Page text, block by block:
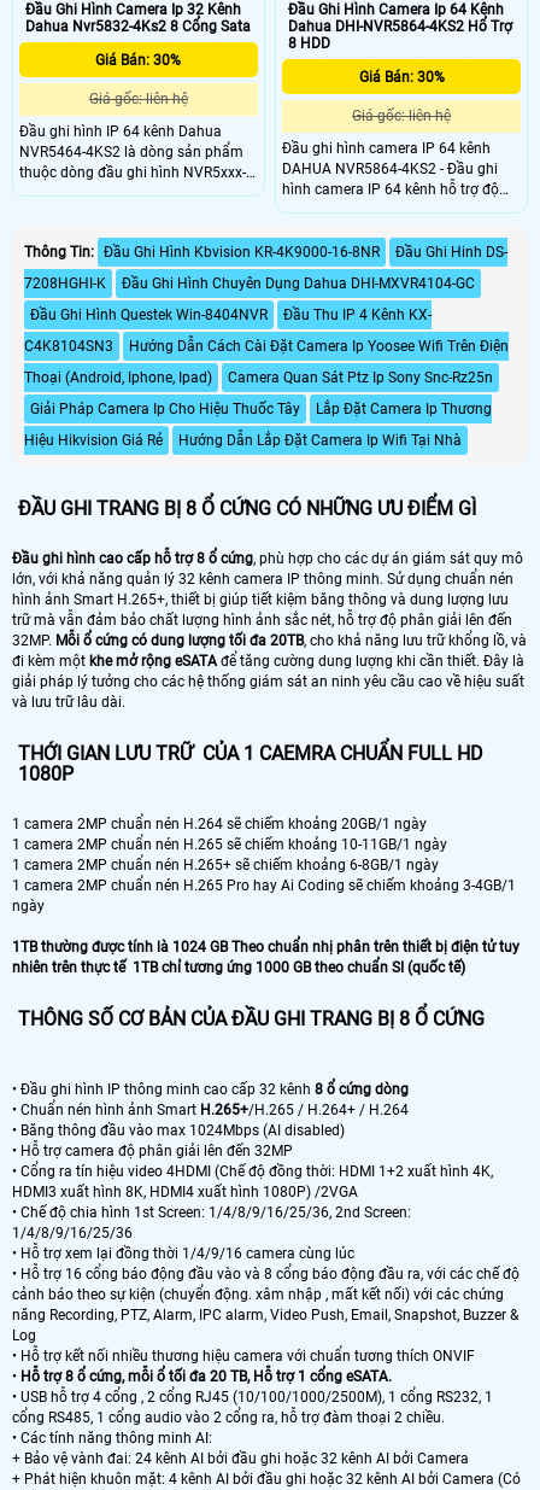
Đầu Ghi Hình Camera Ip 32 Kênh
Dahua Nvr5832-4Ks2 8 Cổng Sata
Giá Bán: 30%
Giá gốc: liên hệ
Đầu ghi hình IP 64 kênh Dahua
NVR5464-4KS2 là dòng sản phẩm
thuộc dòng đầu ghi hình NVR5xxx-
4KS2 Series với các tính năng vượt
320Mpbs, hỗ trợ camera 4K, hình
ảnh hiển thị lên đến 4K, hỗ trợ
camera 12MP, một số mã hỗ trợ
matrix HDMI, chế độ hiển thị cho
phép lên đến 16CH 1080P và rất
nhiều tính năng khác.
Đầu Ghi Hình Camera Ip 64 Kênh
Dahua DHI-NVR5864-4KS2 Hổ Trợ
8 HDD
Giá Bán: 30%
Giá gốc: liên hệ
Đầu ghi hình camera IP 64 kênh
DAHUA NVR5864-4KS2 - Đầu ghi
hình camera IP 64 kênh hỗ trợ độ
phân giải lên đến 4K - - Tên miền
lý đồng thời 128 tài khoản kết nối. -
Nguồn điện cung cấp:
100~240VAC, 50/60 Hz. - Công
suất: 16. 7W (không ổ cứng)
Thông Tin: Đầu Ghi Hình Kbvision KR-4K9000-16-8NR
Đầu Ghi Hinh DS-
7208HGHI-K
Đầu Ghi Hình Chuyên Dụng Dahua DHI-MXVR4104-GC
Đầu Ghi Hình Questek Win-8404NVR
Đầu Thu IP 4 Kênh KX-
C4K8104SN3
Hướng Dẫn Cách Cài Đặt Camera Ip Yoosee Wifi Trên Điện
Thoại (Android, Iphone, Ipad)
Camera Quan Sát Ptz Ip Sony Snc-Rz25n
Giải Pháp Camera Ip Cho Hiệu Thuốc Tây
Lắp Đặt Camera Ip Thương
Hiệu Hikvision Giá Rẻ
Hướng Dẫn Lắp Đặt Camera Ip Wifi Tại Nhà
ĐẦU GHI TRANG BỊ 8 Ổ CỨNG CÓ NHỮNG ƯU ĐIỂM GÌ
Đầu ghi hình cao cấp hỗ trợ 8 ổ cứng, phù hợp cho các dự án giám sát quy mô
lớn, với khả năng quản lý 32 kênh camera IP thông minh. Sử dụng chuẩn nén
hình ảnh Smart H.265+, thiết bị giúp tiết kiệm băng thông và dung lượng lưu
trữ mà vẫn đảm bảo chất lượng hình ảnh sắc nét, hỗ trợ độ phân giải lên đến
32MP. Mỗi ổ cứng có dung lượng tối đa 20TB, cho khả năng lưu trữ khổng lồ, và
đi kèm một khe mở rộng eSATAđể tăng cường dung lượng khi cần thiết. Đây là
giải pháp lý tưởng cho các hệ thống giám sát an ninh yêu cầu cao về hiệu suất
và lưu trữ lâu dài.
THỚI GIAN LƯU TRỮ CỦA 1 CAEMRA CHUẨN FULL HD
1080P
1 camera 2MP chuẩn nén H.264 sẽ chiếm khoảng 20GB/1 ngày
1 camera 2MP chuẩn nén H.265 sẽ chiếm khoảng 10-11GB/1 ngày
1 camera 2MP chuẩn nén H.265+ sẽ chiếm khoảng 6-8GB/1 ngày
1 camera 2MP chuẩn nén H.265 Pro hay Ai Coding sẽ chiếm khoảng 3-4GB/1
ngày
1TB thường được tính là 1024 GB Theo chuẩn nhị phân trên thiết bị điện tử tuy
nhiên trên thực tế 1TB chỉ tương ứng 1000 GB theo chuẩn SI (quốc tế)
THÔNG SỐ CƠ BẢN CỦA ĐẦU GHI TRANG BỊ 8 Ổ CỨNG
• Đầu ghi hình IP thông minh cao cấp 32 kênh 8 ổ cứng dòng
• Chuẩn nén hình ảnh Smart H.265+/H.265 / H.264+ / H.264
• Băng thông đầu vào max 1024Mbps (AI disabled)
• Hỗ trợ camera độ phân giải lên đến 32MP
• Cổng ra tín hiệu video 4HDMI (Chế độ đồng thời: HDMI 1+2 xuất hình 4K,
HDMI3 xuất hình 8K, HDMI4 xuất hình 1080P) /2VGA
• Chế độ chia hình 1st Screen: 1/4/8/9/16/25/36, 2nd Screen:
1/4/8/9/16/25/36
• Hỗ trợ xem lại đồng thời 1/4/9/16 camera cùng lúc
• Hỗ trợ 16 cổng báo động đầu vào và 8 cổng báo động đầu ra, với các chế độ
cảnh báo theo sự kiện (chuyển động. xâm nhập , mất kết nối) với các chứng
năng Recording, PTZ, Alarm, IPC alarm, Video Push, Email, Snapshot, Buzzer &
Log
• Hỗ trợ kết nối nhiều thương hiệu camera với chuẩn tương thích ONVIF
• Hỗ trợ 8 ổ cứng, mỗi ổ tối đa 20 TB, Hỗ trợ 1 cổng eSATA.
• USB hỗ trợ 4 cổng , 2 cổng RJ45 (10/100/1000/2500M), 1 cổng RS232, 1
cổng RS485, 1 cổng audio vào 2 cổng ra, hỗ trợ đàm thoại 2 chiều.
• Các tính năng thông minh AI:
+ Bảo vệ vành đai: 24 kênh AI bởi đầu ghi hoặc 32 kênh AI bởi Camera
+ Phát hiện khuôn mặt: 4 kênh AI bởi đầu ghi hoặc 32 kênh AI bởi Camera (Có